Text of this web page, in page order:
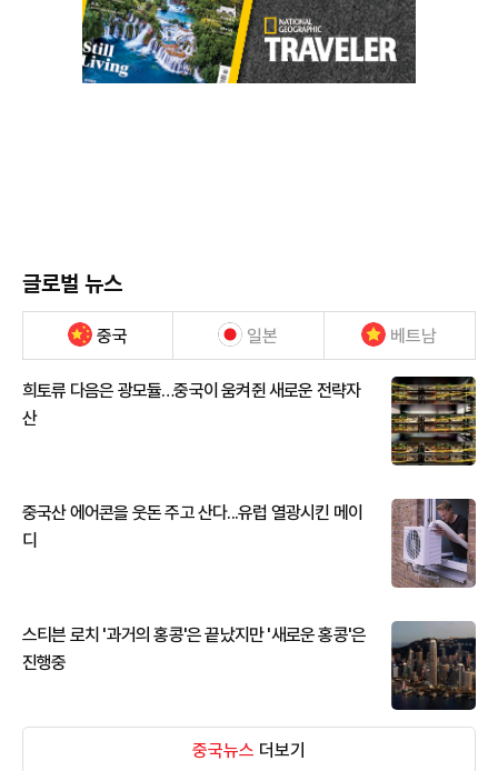
글로벌 뉴스
중국 일본 베트남
희토류 다음은 광모듈…중국이 움켜쥔 새로운 전략자
산
중국산 에어콘을 웃돈 주고 산다...유럽 열광시킨 메이
디
스티븐 로치 '과거의 홍콩'은 끝났지만 '새로운 홍콩'은
진행중
중국뉴스 더보기